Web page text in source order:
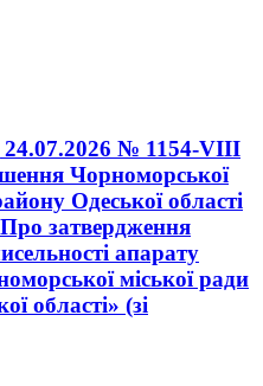
24.07.2026 № 1154-VIII
Чорноморської
Одеської області
затвердження
апарату
міської ради
області» (зі